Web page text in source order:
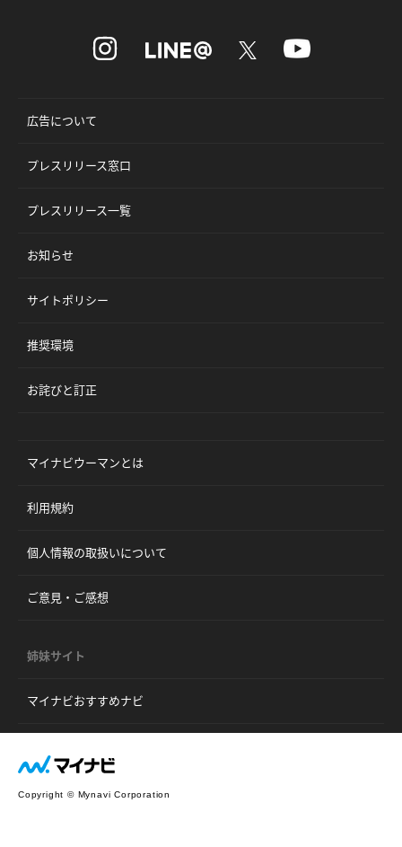
広告について
プレスリリース窓口
プレスリリース一覧
お知らせ
サイトポリシー
推奨環境
お詫びと訂正
マイナビウーマンとは
利用規約
個人情報の取扱いについて
ご意見・ご感想
姉妹サイト
マイナビおすすめナビ
Copyright © Mynavi Corporation